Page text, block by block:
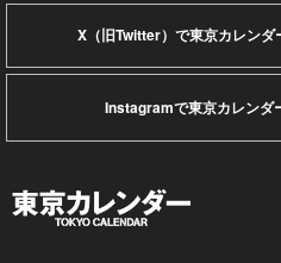
X（旧Twitter）で東京カレンダ
Instagramで東京カレンダ